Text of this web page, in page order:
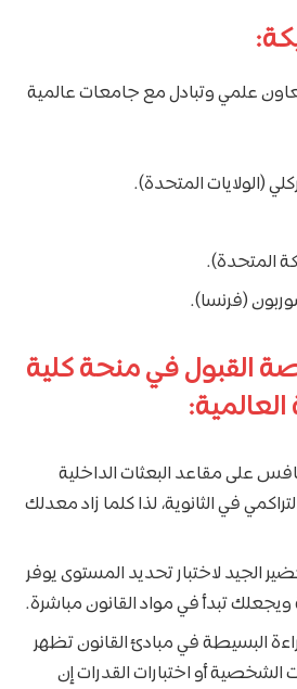
تعاون علمي وتبادل مع جامعات عالمية
(الولايات المتحدة).
المتحدة).
القبول في منحة كلية
العالمية:
على مقاعد البعثات الداخلية
في الثانوية، لذا كلما زاد معدلك
الجيد لاختبار تحديد المستوى يوفر
تبدأ في مواد القانون مباشرة.
البسيطة في مبادئ القانون تظهر
الشخصية أو اختبارات القدرات إن